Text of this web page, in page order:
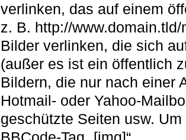
verlinken, das auf einem
z. B. http://
Bilder verlinken, die sich
(außer es ist ein öffentlich
Bildern, die nur nach einer
Hotmail- oder Yahoo-
geschützte Seiten usw.